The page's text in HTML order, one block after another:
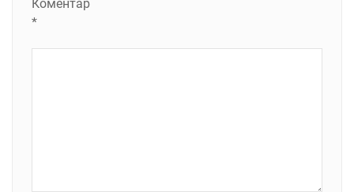
Коментар
*